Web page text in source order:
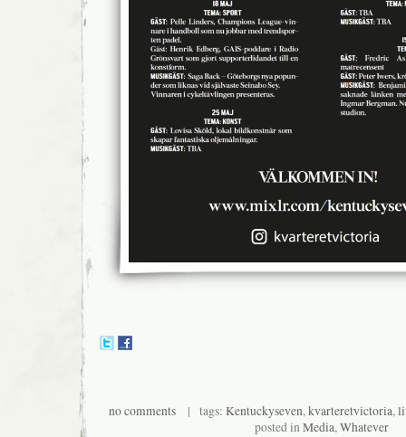
no comments | tags: Kentuckyseven,kvarteretvictoria,
posted inMedia,Whatever